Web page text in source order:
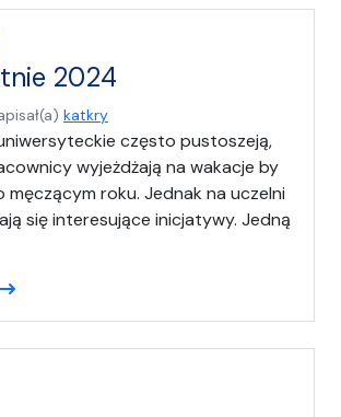
2024
katkry
często pustoszeją,
wyjeżdżają na wakacje by
roku. Jednak na uczelni
się interesujące inicjatywy. Jedną